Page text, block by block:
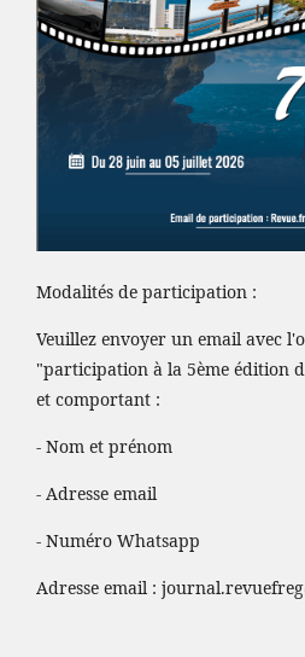
Modalités de participation :
Veuillez envoyer un email avec
"participation à la 5ème édition
et comportant :
- Nom et prénom
- Adresse email
- Numéro Whatsapp
Adresse email :